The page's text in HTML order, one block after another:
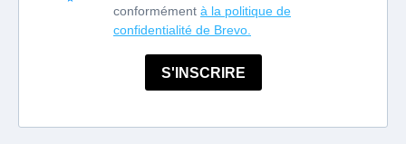
conformément à la politique de
confidentialité de Brevo.
S'INSCRIRE